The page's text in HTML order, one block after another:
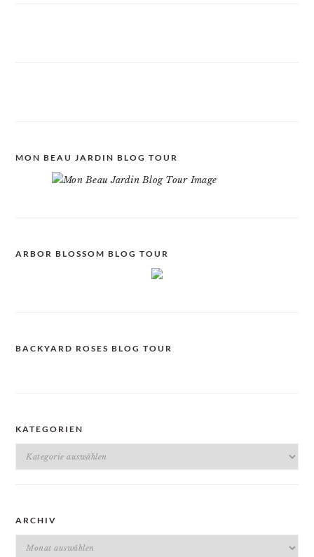
MON BEAU JARDIN BLOG TOUR
ARBOR BLOSSOM BLOG TOUR
BACKYARD ROSES BLOG TOUR
KATEGORIEN
Kategorien
ARCHIV
Archiv